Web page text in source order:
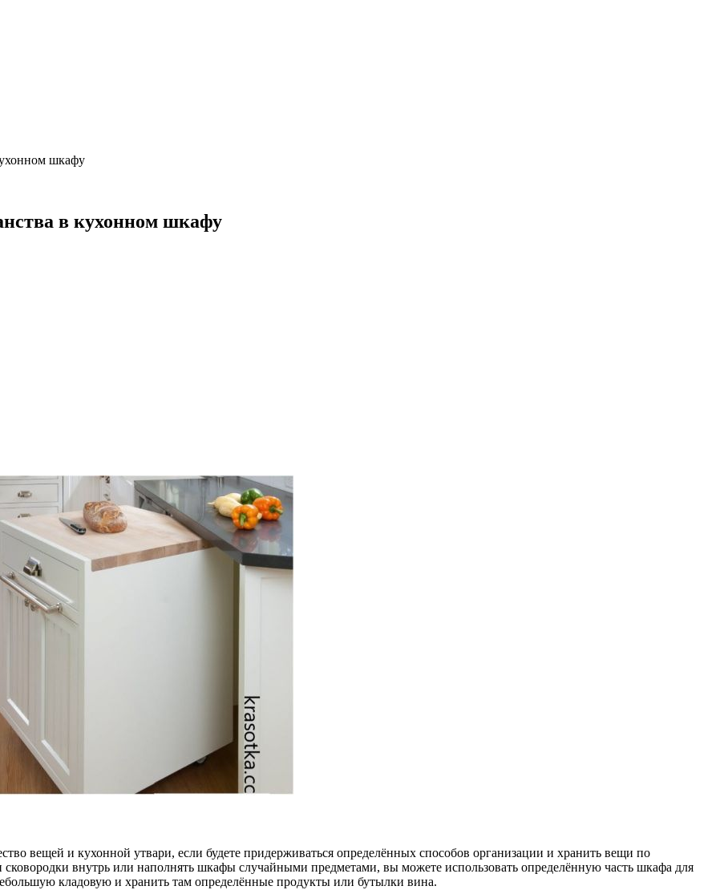
шкафу
в кухонном шкафу
вещей и кухонной утвари, если будете придерживаться определённых способов организации и хранить вещи по
внутрь или наполнять шкафы случайными предметами, вы можете использовать определённую часть шкафа для
кладовую и хранить там определённые продукты или бутылки вина.